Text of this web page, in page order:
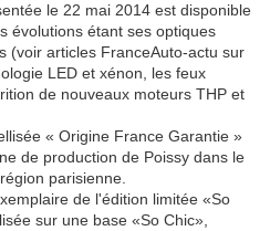
le 22 mai 2014 est disponible
évolutions étant ses optiques
(voir articles FranceAuto-actu sur
LED et xénon, les feux
de nouveaux moteurs THP et
« Origine France Garantie »
de production de Poissy dans le
parisienne.
de l'édition limitée «So
sur une base «So Chic»,